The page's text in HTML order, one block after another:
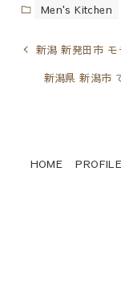
Men's Kitchen
新潟 新発田市 モ
新潟県 新潟市
HOME PROFILE